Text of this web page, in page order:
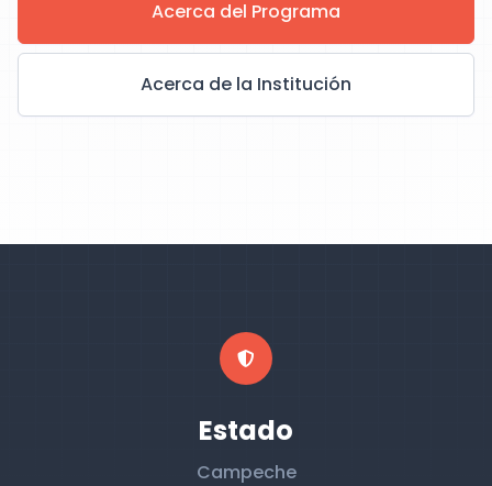
Acerca del Programa
Acerca de la Institución
Estado
Campeche